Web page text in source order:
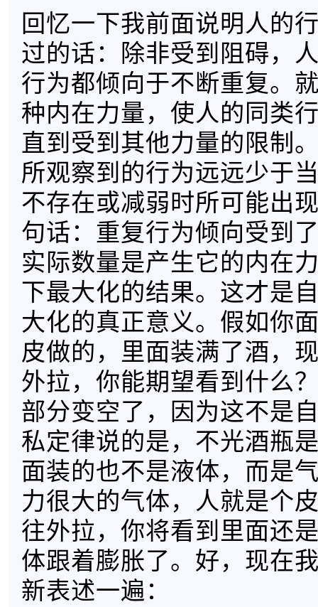
回忆一下我前面说明人的
过的话：除非受到阻碍，
行为都倾向于不断重复。
种内在力量，使人的同类
直到受到其他力量的限制
所观察到的行为远远少于
不存在或减弱时所可能出
句话：重复行为倾向受到
实际数量是产生它的内在
下最大化的结果。这才是
大化的真正意义。假如你
皮做的，里面装满了酒，
外拉，你能期望看到什么
部分变空了，因为这不是
私定律说的是，不光酒瓶
面装的也不是液体，而是
力很大的气体，人就是个
往外拉，你将看到里面还
体跟着膨胀了。好，现在
新表述一遍：